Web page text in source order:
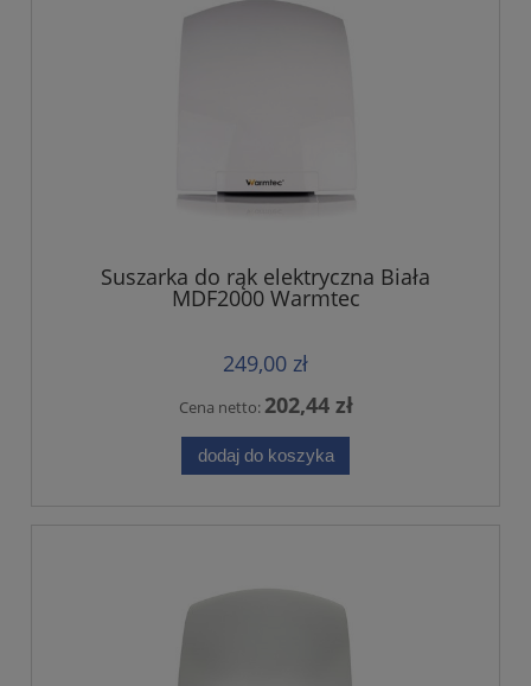
Suszarka do rąk elektryczna Biała
MDF2000 Warmtec
249,00 zł
Cena netto: 202,44 zł
dodaj do koszyka